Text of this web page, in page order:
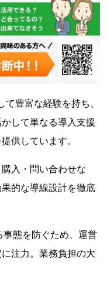
豊富な経験を持ち、
して単なる導入支援
供しています。
入・問い合わせな
的な導線設計を徹底
態を防ぐため、運営
注力。業務負担の大